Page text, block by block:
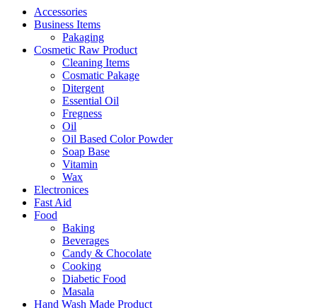
Accessories
Business Items
Pakaging
Cosmetic Raw Product
Cleaning Items
Cosmatic Pakage
Ditergent
Essential Oil
Fregness
Oil
Oil Based Color Powder
Soap Base
Vitamin
Wax
Electronices
Fast Aid
Food
Baking
Beverages
Candy & Chocolate
Cooking
Diabetic Food
Masala
Hand Wash Made Product